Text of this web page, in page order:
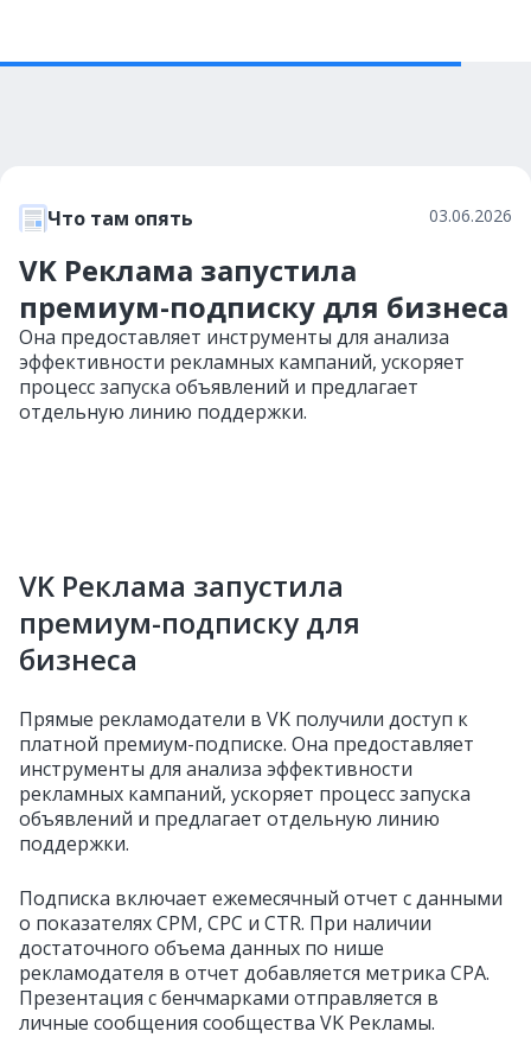
Что там опять 03.06.2026
VK Реклама запустила
премиум-подписку для бизнеса
Она предоставляет инструменты для анализа
эффективности рекламных кампаний, ускоряет
процесс запуска объявлений и предлагает
отдельную линию поддержки.
VK Реклама запустила
премиум-подписку для
бизнеса
Прямые рекламодатели в VK получили доступ к
платной премиум-подписке. Она предоставляет
инструменты для анализа эффективности
рекламных кампаний, ускоряет процесс запуска
объявлений и предлагает отдельную линию
поддержки.
Подписка включает ежемесячный отчет с данными
о показателях CPM, CPC и CTR. При наличии
достаточного объема данных по нише
рекламодателя в отчет добавляется метрика CPA.
Презентация с бенчмарками отправляется в
личные сообщения сообщества VK Рекламы.